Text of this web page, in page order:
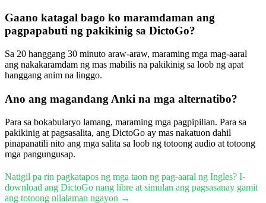
Gaano katagal bago ko maramdaman ang
pagpapabuti ng pakikinig sa DictoGo?
Sa 20 hanggang 30 minuto araw-araw, maraming mga mag-aaral
ang nakakaramdam ng mas mabilis na pakikinig sa loob ng apat
hanggang anim na linggo.
Ano ang magandang Anki na mga alternatibo?
Para sa bokabularyo lamang, maraming mga pagpipilian. Para sa
pakikinig at pagsasalita, ang DictoGo ay mas nakatuon dahil
pinapanatili nito ang mga salita sa loob ng totoong audio at totoong
mga pangungusap.
Natigil pa rin pagkatapos ng mga taon ng pag-aaral ng Ingles? I-
download ang DictoGo nang libre at simulan ang pagsasanay gamit
ang totoong nilalaman ngayon →